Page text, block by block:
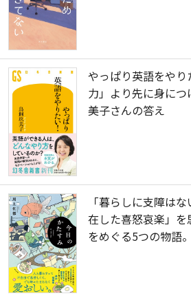
やっぱり英語をや
力」より先に身に
美子さんの答え
「暮らしに支障は
在した喜怒哀楽」を
をめぐる5つの物語。